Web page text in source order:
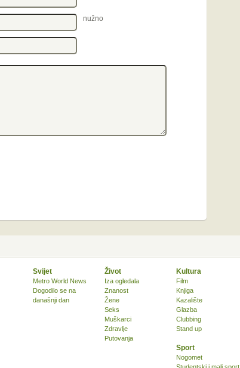
nužno
Svijet
Metro World News
Dogodilo se na
današnji dan
Život
Iza ogledala
Znanost
Žene
Seks
Muškarci
Zdravlje
Putovanja
Kultura
Film
Knjiga
Kazalište
Glazba
Clubbing
Stand up
Sport
Nogomet